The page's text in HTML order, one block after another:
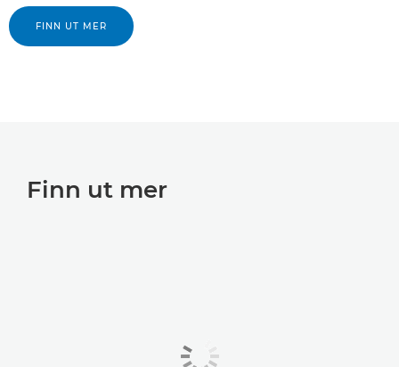
FINN UT MER
Finn ut mer